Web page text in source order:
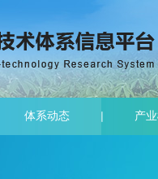
体系动态 产